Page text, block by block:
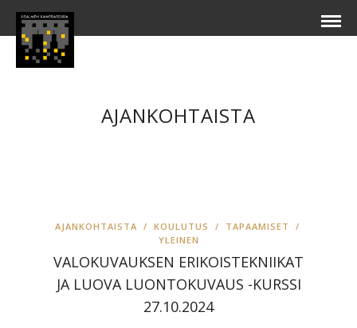
AJANKOHTAISTA
AJANKOHTAISTA / KOULUTUS / TAPAAMISET /
YLEINEN
VALOKUVAUKSEN ERIKOISTEKNIIKAT
JA LUOVA LUONTOKUVAUS -KURSSI
27.10.2024